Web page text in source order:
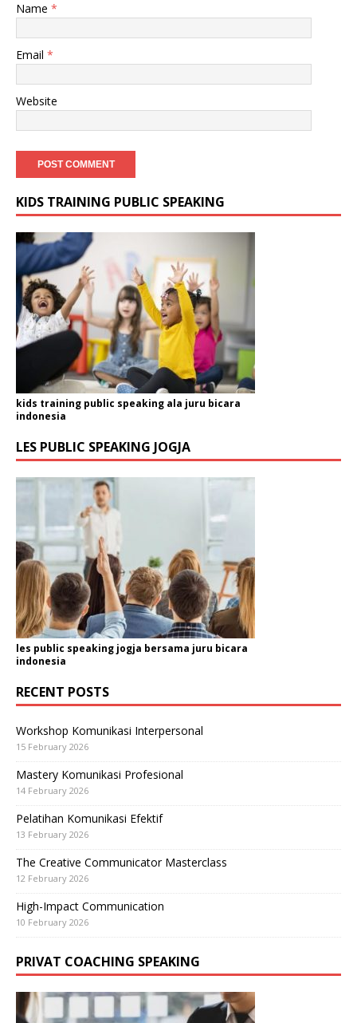
Name *
Email *
Website
KIDS TRAINING PUBLIC SPEAKING
kids training public speaking ala juru bicara
indonesia
LES PUBLIC SPEAKING JOGJA
les public speaking jogja bersama juru bicara
indonesia
RECENT POSTS
Workshop Komunikasi Interpersonal
15 February 2026
Mastery Komunikasi Profesional
14 February 2026
Pelatihan Komunikasi Efektif
13 February 2026
The Creative Communicator Masterclass
12 February 2026
High-Impact Communication
10 February 2026
PRIVAT COACHING SPEAKING